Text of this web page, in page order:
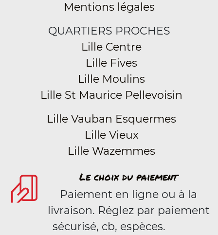
Mentions légales
QUARTIERS PROCHES
Lille Centre
Lille Fives
Lille Moulins
Lille St Maurice Pellevoisin
Lille Vauban Esquermes
Lille Vieux
Lille Wazemmes
Le choix du paiement
Paiement en ligne ou à la
livraison. Réglez par paiement
sécurisé, cb, espèces.